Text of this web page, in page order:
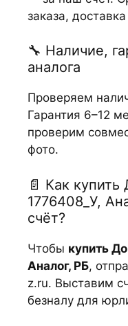
заказа,
🔧 Наличие,
аналога
Проверяем
Гарантия 6–12
проверим
фото.
📄 Как
1776408_У,
счёт?
Чтобы купить
Аналог, РБ,
z.ru. Выставим
безналу для